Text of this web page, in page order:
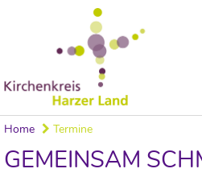
Home Termine
GEMEINSAM